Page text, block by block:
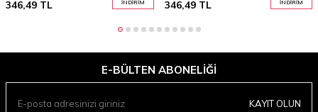
346,49 TL
İNDIRIM
346,49TL
İNDIRIM
E-BÜLTEN ABONELIĞI
KAYIT OLUN